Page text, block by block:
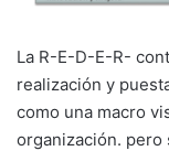
La R-E-D-E-R-
realización y
como una macro
organización. pero